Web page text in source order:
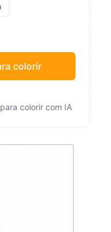
colorir
colorir com IA